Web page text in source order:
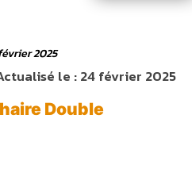
2025
le :24 février 2025
Double